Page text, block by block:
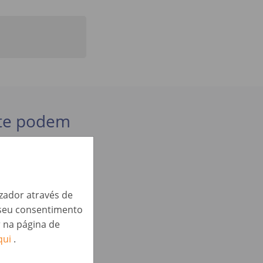
através de
consentimento
página de
.
podem